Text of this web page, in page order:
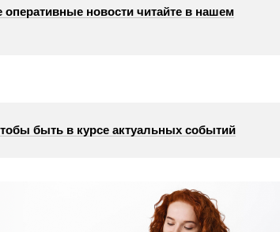
новости читайте в нашем
быть в курсе актуальных событий